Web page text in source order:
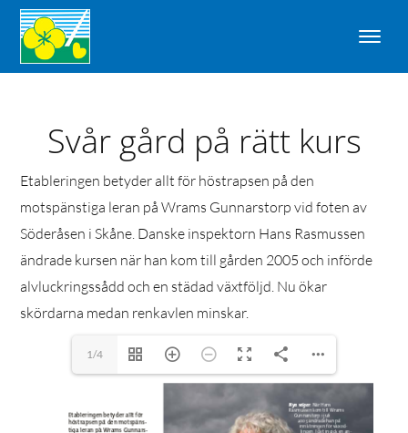
Svår gård på rätt kurs
Etableringen betyder allt för höstrapsen på den
motspänstiga leran på Wrams Gunnarstorp vid foten av
Söderåsen i Skåne. Danske inspektorn Hans Rasmussen
ändrade kursen när han kom till gården 2005 och införde
alvluckringssådd och en städad växtföljd. Nu ökar
skördarna medan renkavlen minskar.
1/4